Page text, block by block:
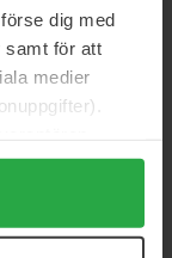
dig med
samt för att
medier
du
anpassa
helst återkalla
porady i